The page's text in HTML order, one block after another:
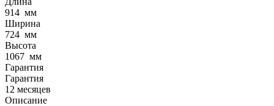
914 мм
Ширина
724 мм
Высота
1067 мм
Гарантия
Гарантия
12 месяцев
Описание